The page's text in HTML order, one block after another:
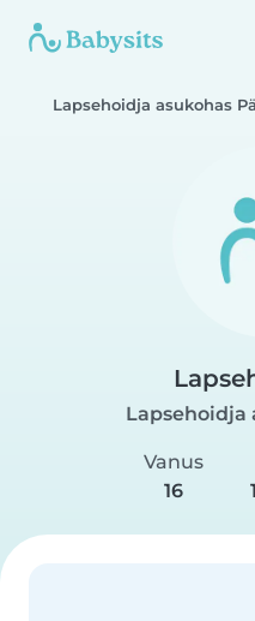
Lapsehoidja asukohas
Lapsehoidja
Vanus
16